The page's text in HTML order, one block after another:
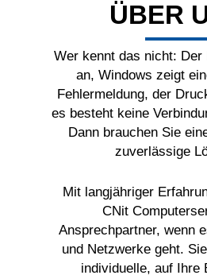
ÜBER
Wer kennt das nicht:
an, Windows zeigt
Fehlermeldung, der
es besteht keine
Dann brauchen Sie
zuverlässige
Mit langjähriger
CNit
Ansprechpartner, wenn
und Netzwerke geht.
individuelle, auf Ihre